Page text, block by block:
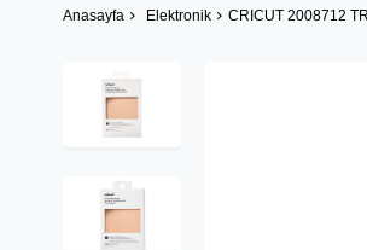
Anasayfa Elektronik CRICUT 2008712